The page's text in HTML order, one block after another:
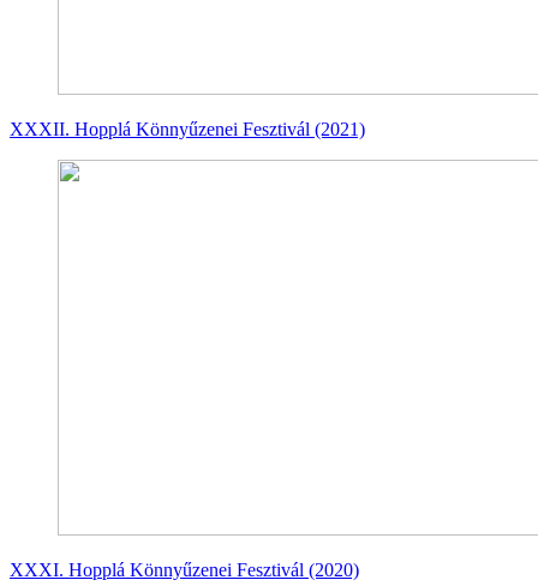
XXXII. Hopplá Könnyűzenei Fesztivál (2021)
XXXI. Hopplá Könnyűzenei Fesztivál (2020)